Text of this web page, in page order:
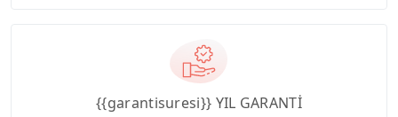
{{garantisuresi}} YIL GARANTİ